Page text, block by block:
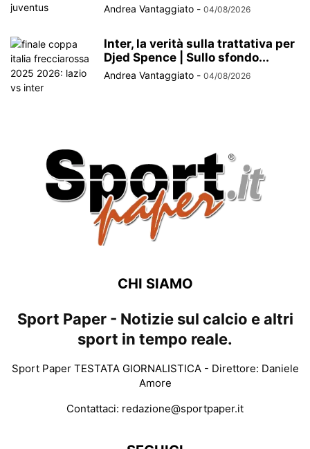
Andrea Vantaggiato - 04/08/2026
Inter, la verità sulla trattativa per
Djed Spence | Sullo sfondo...
Andrea Vantaggiato - 04/08/2026
CHI SIAMO
Sport Paper - Notizie sul calcio e altri
sport in tempo reale.
Sport Paper TESTATA GIORNALISTICA - Direttore: Daniele
Amore
Contattaci: redazione@sportpaper.it